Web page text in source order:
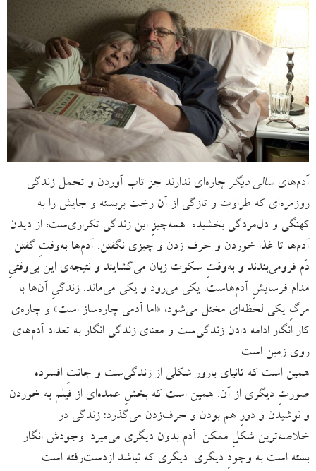
آدم‌هایسالی دیگر چاره‌ای ندارند جز تاب ‌آوردن و تحمل زندگی
روزمره‌ای که طراوت و تازگی از آن رخت بربسته و جایش را به
کهنگی و دل‌مردگی بخشیده. همه‌چیزِ این زندگی تکراری‌ست؛ از دیدن
آدم‌ها تا غذا خوردن و حرف‌ زدن و چیزی ‌نگفتن. آدم‌ها به‌وقتِ گفتن
دَم فرومی‌بندند و به‌وقتِ سکوت زبان می‌گشایند و نتیجه‌ی این بی‌وقتیِ
مدام فرسایشِ آدم‌هاست. یکی می‌رود و یکی می‌ماند. زندگیِ آن‌ها با
مرگِ یکی لحظه‌ای مختل می‌شود، «اما آدمی چاره‌ساز است» و چاره‌ی
کار انگار ادامه ‌دادن زندگی‌ست و معنای زندگی انگار به تعداد آدم‌های
روی زمین است.
همین است که تانیای بارور شکلی از زندگی‌ست و جانتِ افسرده
صورتِ دیگری از آن. همین است که بخشِ عمده‌ای از فیلم به خوردن
و نوشیدن و دورِ هم بودن و حرف‌زدن می‌گذرد: زندگی در
خلاصه‌ترین شکلِ ممکن. آدم بدون دیگری می‌میرد. وجودش انگار
بسته است به وجودِ دیگری. دیگری که نباشد ازدست‌رفته است.